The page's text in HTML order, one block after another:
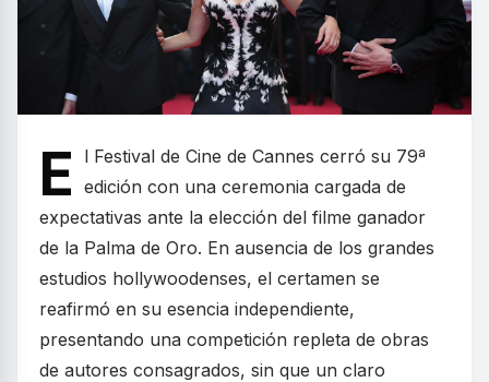
E
l Festival de Cine de Cannes cerró su 79ª
edición con una ceremonia cargada de
expectativas ante la elección del filme ganador
de la Palma de Oro. En ausencia de los grandes
estudios hollywoodenses, el certamen se
reafirmó en su esencia independiente,
presentando una competición repleta de obras
de autores consagrados, sin que un claro